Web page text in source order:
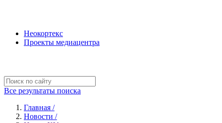
Неокортекс
Проекты медиацентра
Все результаты поиска
Главная /
Новости /